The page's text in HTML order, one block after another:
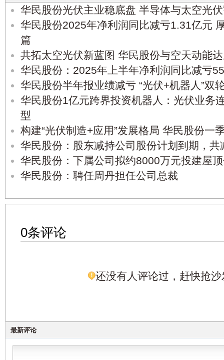
华民股份光伏主业稳底盘 半导体与太空光
华民股份2025年净利润同比减亏1.31亿元
篇
共拓太空光伏新蓝图 华民股份与空天动能
华民股份：2025年上半年净利润同比减亏
华民股份半年报业绩减亏 “光伏+机器人”双
华民股份1亿元跨界投资机器人：光伏业务
型
构建“光伏制造+应用”发展格局 华民股份一
华民股份：股东减持公司股份计划到期，共
华民股份：下属公司拟约8000万元投建屋
华民股份：聘任周丹担任公司总裁
0条评论
还没有人评论过，赶快抢沙
最新评论